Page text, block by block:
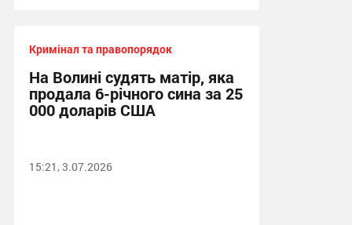
Кримінал та правопорядок
На Волині судять матір, яка
продала 6-річного сина за 25
000 доларів США
15:21, 3.07.2026